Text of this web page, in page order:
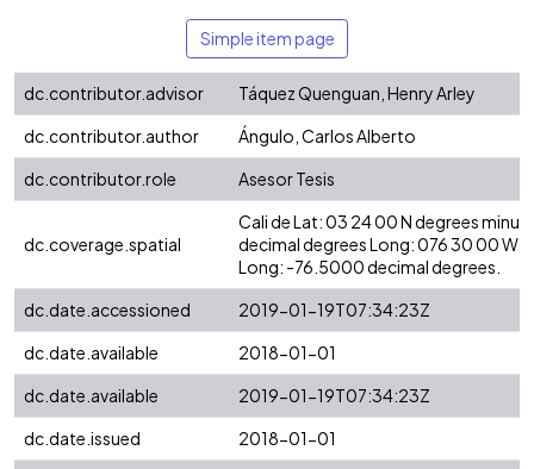
Simple item page
dc.contributor.advisor
Táquez Quenguan, Henry Arley
dc.contributor.author
Ángulo, Carlos Alberto
dc.contributor.role
Asesor Tesis
dc.coverage.spatial
Cali de Lat: 03 24 00 N degrees
decimal degrees Long: 076 30 00 W
Long: -76.5000 decimal degrees.
dc.date.accessioned
2019-01-19T07:34:23Z
dc.date.available
2018-01-01
dc.date.available
2019-01-19T07:34:23Z
dc.date.issued
2018-01-01